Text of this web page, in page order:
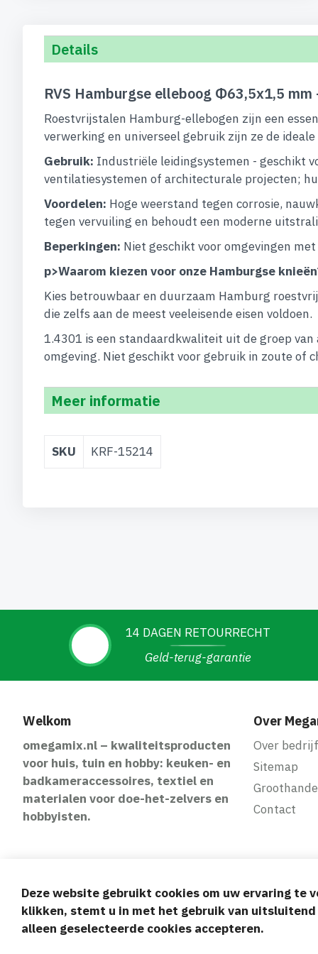
de
afbeeldingen-
Details
RVS Hamburgse elleboog Φ63,5x1,5
Roestvrijstalen Hamburg-ellebogen zijn een
verwerking en universeel gebruik zijn ze de
Gebruik: Industriële leidingsystemen - geschikt
ventilatiesystemen of architecturale projecten;
Voordelen: Hoge weerstand tegen corrosie,
tegen vervuiling en behoudt een moderne
Beperkingen: Niet geschikt voor omgevingen
p>Waarom kiezen voor onze Hamburgse
Kies betrouwbaar en duurzaam Hamburg
die zelfs aan de meest veeleisende eisen voldoen.
1.4301 is een standaardkwaliteit uit de groep
omgeving. Niet geschikt voor gebruik in zoute of
Meer informatie
informatie
SKU KRF-15214
14 DAGEN RETOURRECHT
Geld-terug-garantie
Welkom
omegamix.nl – kwaliteitsproducten
voor huis, tuin en hobby: keuken- en
badkameraccessoires, textiel en
materialen voor doe-het-zelvers en
hobbyisten.
Over
Over bedrijf
Sitemap
Contact
Veilige en
Deze website gebruikt cookies om uw ervaring te
klikken, stemt u in met het gebruik van
alleen geselecteerde cookies accepteren.